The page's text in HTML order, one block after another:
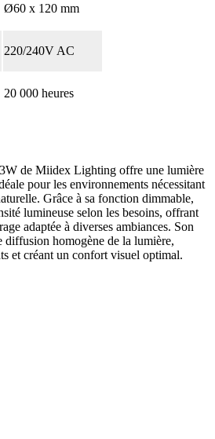
Ø60 x 120 mm
220/240V AC
20 000 heures
de Miidex Lighting offre une lumière
pour les environnements nécessitant
Grâce à sa fonction dimmable,
lumineuse selon les besoins, offrant
adaptée à diverses ambiances. Son
diffusion homogène de la lumière,
et créant un confort visuel optimal.